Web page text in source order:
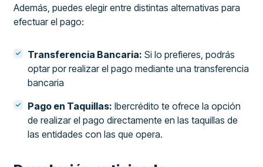
Además, puedes elegir entre distintas alternativas para
efectuar el pago:
Transferencia Bancaria: Si lo prefieres, podrás
optar por realizar el pago mediante una transferencia
bancaria
Pago en Taquillas: Ibercrédito te ofrece la opción
de realizar el pago directamente en las taquillas de
las entidades con las que opera.